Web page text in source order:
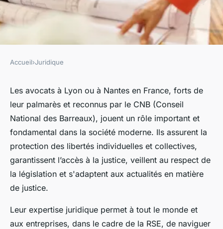
Avocat juridique : Pour la
protection de vos droits et
intérêts
Valentine•24 novembre 2024•5 min de lecture
Accueil›Juridique
Les avocats à Lyon ou à Nantes en France, forts de
leur palmarès et reconnus par le CNB (Conseil
National des Barreaux), jouent un rôle important et
fondamental dans la société moderne. Ils assurent la
protection des libertés individuelles et collectives,
garantissent l’accès à la justice, veillent au respect de
la législation et s'adaptent aux actualités en matière
de justice.
Leur expertise juridique permet à tout le monde et
aux entreprises, dans le cadre de la RSE, de naviguer